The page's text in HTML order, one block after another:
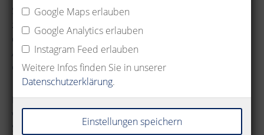
Stabilität, Vertrauen und starker Zusammenhalt - das
zeichnet uns als Familienunternehmen seit 1976 aus. Wir
denken langfristig und schaffen so ein sicheres
Arbeitsumfeld, das von kurzen Entscheidungswegen und
einer Kultur des Miteinanders geprägt ist.
Bei uns sind Sie keine Personalnummer, sondern ein
wertvolles Mitglied der METZ CONNECT Familie. Wenn
Sie dieses Umfeld schätzen, dann gestalten Sie mit uns
Google Maps erlauben
Google Analytics erlauben
Instagram Feed erlauben
Weitere Infos finden Sie in unserer
Datenschutzerklärung.
Einstellungen speichern